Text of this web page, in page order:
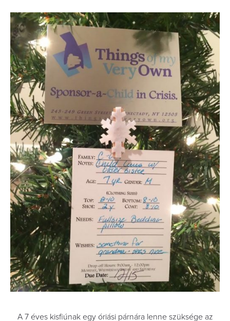
A 7 éves kisfiúnak egy óriási párnára lenne szüksége az